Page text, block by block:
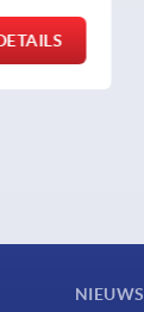
DETAILS
NIEUWS